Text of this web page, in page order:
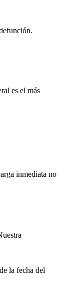
es el más
inmediata no
la fecha del